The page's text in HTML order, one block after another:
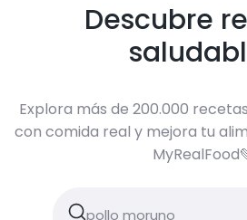
Descubre
Explora más de 200.000
con comida real y mejora tu